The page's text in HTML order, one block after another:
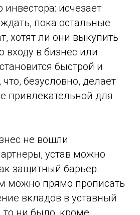
инвестора: исчезает
пока остальные
хотят ли они выкупить
входу в бизнес или
быстрой и
безусловно, делает
привлекательной для
не вошли
устав можно
защитный барьер.
можно прямо прописать
вкладов в уставный
ни было, кроме